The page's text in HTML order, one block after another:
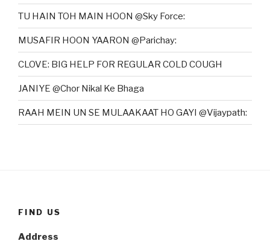
TU HAIN TOH MAIN HOON @Sky Force:
MUSAFIR HOON YAARON @Parichay:
CLOVE: BIG HELP FOR REGULAR COLD COUGH
JANIYE @Chor Nikal Ke Bhaga
RAAH MEIN UN SE MULAAKAAT HO GAYI @Vijaypath:
FIND US
Address